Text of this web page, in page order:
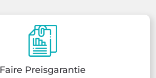
Faire Preisgarantie